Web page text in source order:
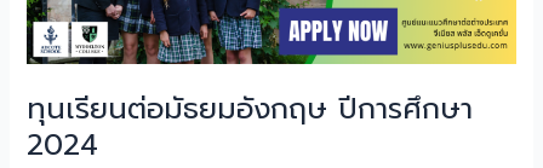
ทุนเรียนต่อมัธยมอังกฤษ ปีการศึกษา
2024